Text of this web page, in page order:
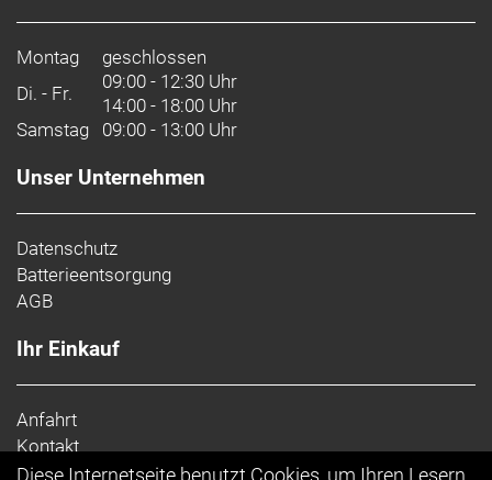
Montag
geschlossen
Di. - Fr.
09:00 - 12:30 Uhr
14:00 - 18:00 Uhr
Samstag 09:00 - 13:00 Uhr
Unser Unternehmen
Datenschutz
Batterieentsorgung
AGB
Ihr Einkauf
Anfahrt
Kontakt
Impressum
Diese Internetseite benutzt Cookies, um Ihren Lesern